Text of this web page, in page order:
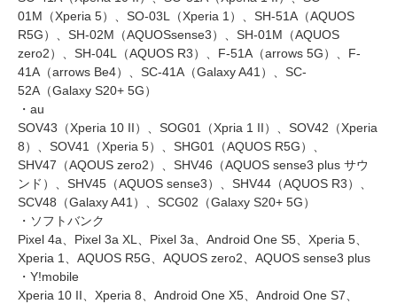
01M（Xperia 5）、SO-03L（Xperia 1）、SH-51A（AQUOS
R5G）、SH-02M（AQUOSsense3）、SH-01M（AQUOS
zero2）、SH-04L（AQUOS R3）、F-51A（arrows 5G）、F-
41A（arrows Be4）、SC-41A（Galaxy A41）、SC-
52A（Galaxy S20+ 5G）
・au
SOV43（Xperia 10 II）、SOG01（Xpria 1 II）、SOV42（Xperia
8）、SOV41（Xperia 5）、SHG01（AQUOS R5G）、
SHV47（AQOUS zero2）、SHV46（AQUOS sense3 plus サウ
ンド）、SHV45（AQUOS sense3）、SHV44（AQUOS R3）、
SCV48（Galaxy A41）、SCG02（Galaxy S20+ 5G）
・ソフトバンク
Pixel 4a、Pixel 3a XL、Pixel 3a、Android One S5、Xperia 5、
Xperia 1、AQUOS R5G、AQUOS zero2、AQUOS sense3 plus
・Y!mobile
Xperia 10 II、Xperia 8、Android One X5、Android One S7、